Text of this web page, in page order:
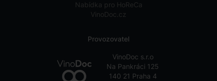
Nabídka pro HoReCa
VinoDoc.cz
Provozovatel
VinoDoc s.r.o
Na Pankráci 125
140 21 Praha 4